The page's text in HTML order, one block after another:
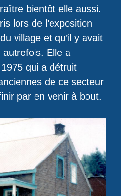
bientôt elle aussi.
lors de l’exposition
village et qu’il y avait
autrefois. Elle a
qui a détruit
de ce secteur
par en venir à bout.